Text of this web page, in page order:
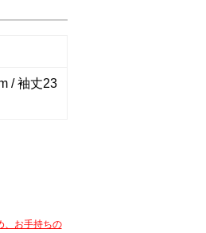
/ 袖丈23
、お手持ちの